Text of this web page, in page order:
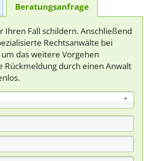
Beratungsanfrage
Ihren Fall schildern. Anschließend
Rechtsanwälte bei
das weitere Vorgehen
Rückmeldung durch einen Anwalt